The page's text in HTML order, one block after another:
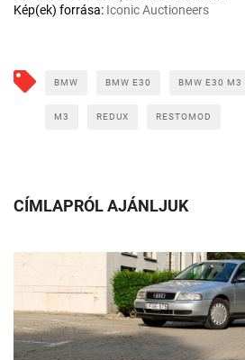
Kép(ek) forrása: Iconic Auctioneers
BMW BMW E30 BMW E30 M3
M3 REDUX RESTOMOD
CÍMLAPRÓL AJÁNLJUK